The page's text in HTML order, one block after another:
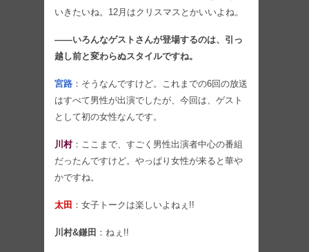
いきたいね。12月はクリスマスとかいいよね。
――いろんなゲストさんが登場するのは、引っ
越し前と変わらぬスタイルですね。
宮路 ：そうなんですけど。これまでの6回の放送
はすべて男性が出演でしたが、今回は、ゲスト
として初の女性なんです。
川村：ここまで、すごく男性出演者中心の番組
だったんですけど。やっぱり女性が来ると華や
かですね。
太田 ：女子トークは楽しいよねぇ!!
川村&鎌田 ：ねぇ!!